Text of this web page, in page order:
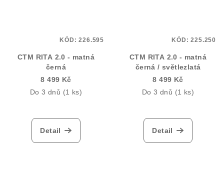
CTM RITA 2.0 - matná
černá
8 499 Kč
Do 3 dnů (1 ks)
Detail
KÓD:226.595
CTM RITA 2.0 - matná
černá / světlezlatá
8 499 Kč
Do 3 dnů (1 ks)
Detail
KÓD:225.250